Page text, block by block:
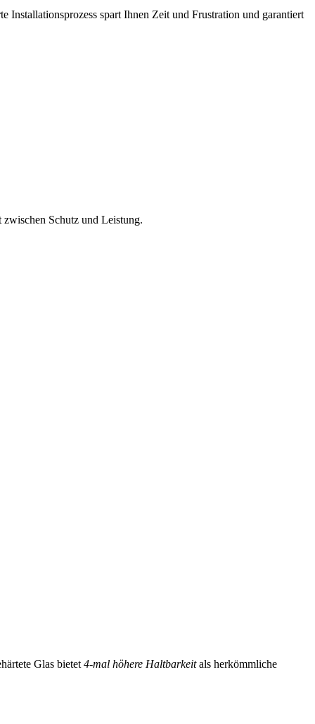
Installationsprozess spart Ihnen Zeit und Frustration und garantiert
Schutz und Leistung.
Glas bietet 4-mal höhere Haltbarkeitals herkömmliche